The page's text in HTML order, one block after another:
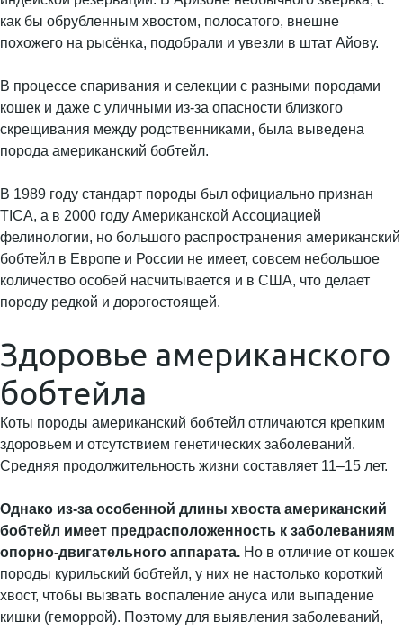
как бы обрубленным хвостом, полосатого, внешне
похожего на рысёнка, подобрали и увезли в штат Айову.
В процессе спаривания и селекции с разными породами
кошек и даже с уличными из-за опасности близкого
скрещивания между родственниками, была выведена
порода американский бобтейл.
В 1989 году стандарт породы был официально признан
TICA, а в 2000 году Американской Ассоциацией
фелинологии, но большого распространения американский
бобтейл в Европе и России не имеет, совсем небольшое
количество особей насчитывается и в США, что делает
породу редкой и дорогостоящей.
Здоровье американского
бобтейла
Коты породы американский бобтейл отличаются крепким
здоровьем и отсутствием генетических заболеваний.
Средняя продолжительность жизни составляет 11–15 лет.
Однако из-за особенной длины хвоста американский
бобтейл имеет предрасположенность к заболеваниям
опорно-двигательного аппарата. Но в отличие от кошек
породы курильский бобтейл, у них не настолько короткий
хвост, чтобы вызвать воспаление ануса или выпадение
кишки (геморрой). Поэтому для выявления заболеваний,